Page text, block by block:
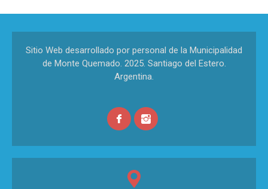
Sitio Web desarrollado por personal de la Municipalidad
de Monte Quemado. 2025. Santiago del Estero.
Argentina.